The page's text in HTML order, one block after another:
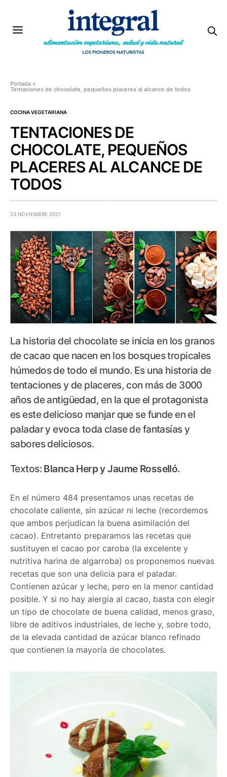
Portada »
Tentaciones de chocolate, pequeños placeres al alcance de todos
COCINA VEGETARIANA
TENTACIONES DE
CHOCOLATE, PEQUEÑOS
PLACERES AL ALCANCE DE
TODOS
23 NOVIEMBRE 2021
La historia del chocolate se inicia en los granos
de cacao que nacen en los bosques tropicales
húmedos de todo el mundo. Es una historia de
tentaciones y de placeres, con más de 3000
años de antigüedad, en la que el protagonista
es este delicioso manjar que se funde en el
paladar y evoca toda clase de fantasías y
sabores deliciosos.
Textos:Blanca Herp y Jaume Rosselló.
En el número 484 presentamos unas recetas de
chocolate caliente, sin azúcar ni leche (recordemos
que ambos perjudican la buena asimilación del
cacao). Entretanto preparamos las recetas que
sustituyen el cacao por caroba (la excelente y
nutritiva harina de algarroba) os proponemos nuevas
recetas que son una delicia para el paladar.
Contienen azúcar y leche, pero en la menor cantidad
posible. Y si no hay alergia al cacao, basta con elegir
un tipo de chocolate de buena calidad, menos graso,
libre de aditivos industriales, de leche y, sobre todo,
de la elevada cantidad de azúcar blanco refinado
que contienen la mayoría de chocolates.